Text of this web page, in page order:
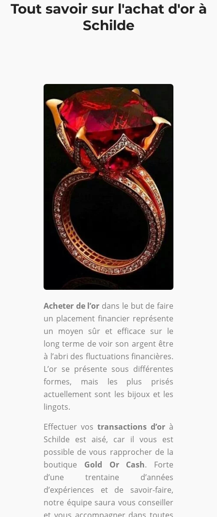
Tout savoir sur l'achat d'or à
Schilde
Acheter de l’or dans le but de faire
un placement financier représente
un moyen sûr et efficace sur le
long terme de voir son argent être
à l’abri des fluctuations financières.
L’or se présente sous différentes
formes, mais les plus prisés
actuellement sont les bijoux et les
lingots.
Effectuer vos transactions d’or à
Schilde est aisé, car il vous est
possible de vous rapprocher de la
boutique Gold Or Cash. Forte
d’une trentaine d’années
d’expériences et de savoir-faire,
notre équipe saura vous conseiller